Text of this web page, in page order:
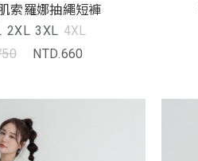
索羅娜抽繩短褲
2XL 3XL 4XL
NTD.660